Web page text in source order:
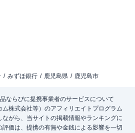
みずほ銀行 鹿児島県 鹿児島市
ならびに提携事業者のサービスについて
株式会社等）のアフィリエイトプログラム
がら、当サイトの掲載情報やランキングに
価は、提携の有無や金銭による影響を一切